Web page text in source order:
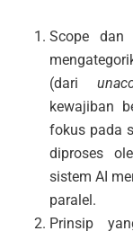
Scope dan
(dari
kewajiban
fokus pada
diproses
sistem AI
paralel.
Prinsip